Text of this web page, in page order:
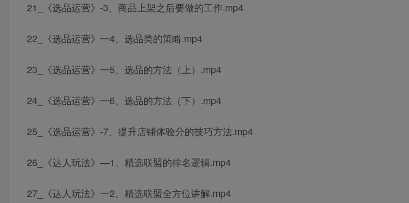
21_《选品运营》-3、商品上架之后要做的工作.mp4
22_《选品运营》一4、选品类的策略.mp4
23_《选品运营》一5、选品的方法（上）.mp4
24_《选品运营》一6、选品的方法（下）.mp4
25_《选品运营》-7、提升店铺体验分的技巧方法.mp4
26_《达人玩法》—1、精选联盟的排名逻辑.mp4
27_《达人玩法》一2、精选联盟全方位讲解.mp4